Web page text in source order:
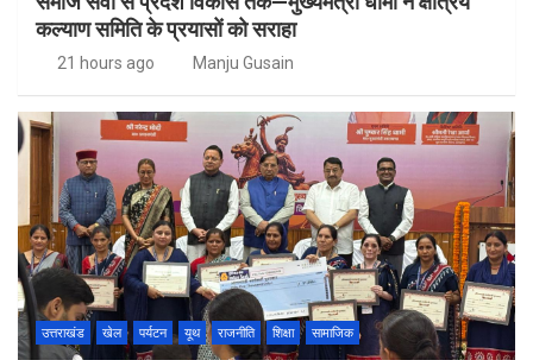
कल्याण समिति के प्रयासों को सराहा
21 hours ago Manju Gusain
उत्तराखंड खेल पर्यटन यूथ राजनीति शिक्षा सामाजिक